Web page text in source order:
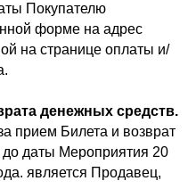
Покупателю
форме на адрес
на странице оплаты и/
денежных средств.
прием Билета и возврат
даты Мероприятия 20
является Продавец,